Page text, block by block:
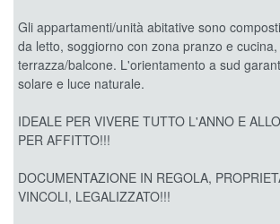
Gli appartamenti/unità abitative sono
da letto, soggiorno con zona pranzo e
terrazza/balcone. L'orientamento a sud
solare e luce naturale.
IDEALE PER VIVERE TUTTO L'ANNO E
PER AFFITTO!!!
DOCUMENTAZIONE IN REGOLA,
VINCOLI, LEGALIZZATO!!!